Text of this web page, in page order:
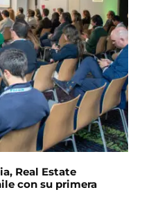
Real Estate
con su primera